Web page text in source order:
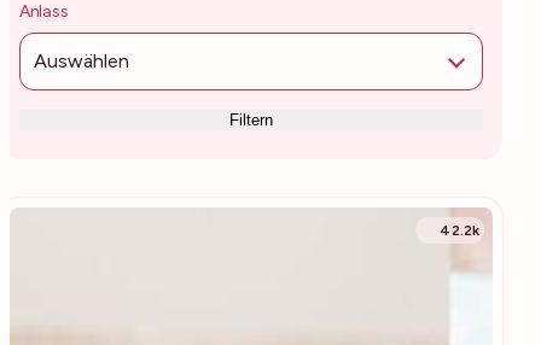
Anlass
Auswählen
Filtern
42.2k